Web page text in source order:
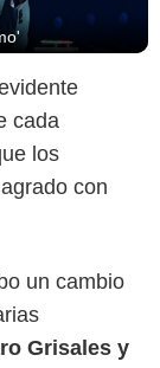
cada
los
con
un cambio
Grisales y